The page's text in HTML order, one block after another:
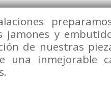
jamones y
de nuestras
una inmejorable